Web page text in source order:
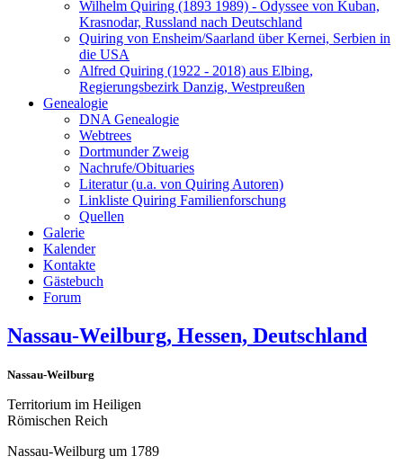
Wilhelm Quiring (1893 1989) - Odyssee von Kuban,
Krasnodar, Russland nach Deutschland
Quiring von Ensheim/Saarland über Kernei, Serbien in
die USA
Alfred Quiring (1922 - 2018) aus Elbing,
Regierungsbezirk Danzig, Westpreußen
Genealogie
DNA Genealogie
Webtrees
Dortmunder Zweig
Nachrufe/Obituaries
Literatur (u.a. von Quiring Autoren)
Linkliste Quiring Familienforschung
Quellen
Galerie
Kalender
Kontakte
Gästebuch
Forum
Nassau-Weilburg, Hessen, Deutschland
Nassau-Weilburg
Territorium im Heiligen
Römischen Reich
Nassau-Weilburg um 1789